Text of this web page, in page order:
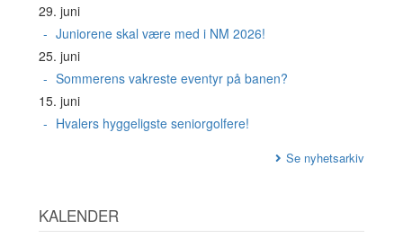
29. juni
Juniorene skal være med i NM 2026!
25. juni
Sommerens vakreste eventyr på banen?
15. juni
Hvalers hyggeligste seniorgolfere!
Se nyhetsarkiv
KALENDER